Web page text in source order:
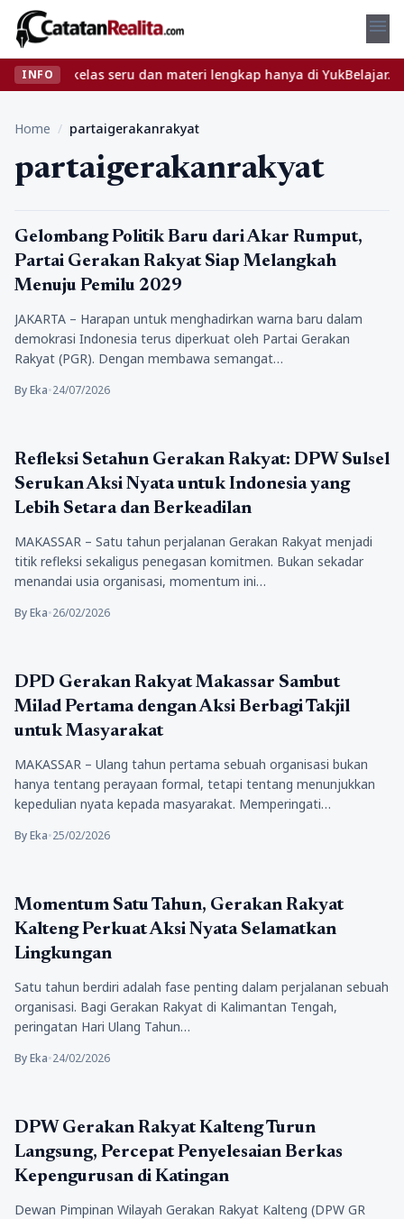
menu
INFOkelas seru dan materi lengkap hanya di
Home / partaigerakanrakyat
partaigerakanrakyat
Politik
Gelombang Politik Baru dari Akar Rumput,
Partai Gerakan Rakyat Siap Melangkah
Menuju Pemilu 2029
JAKARTA – Harapan untuk menghadirkan warna baru dalam
demokrasi Indonesia terus diperkuat oleh Partai Gerakan
Rakyat (PGR). Dengan membawa semangat…
By Eka•24/07/2026
Tips
Refleksi Setahun Gerakan Rakyat: DPW Sulsel
Serukan Aksi Nyata untuk Indonesia yang
Lebih Setara dan Berkeadilan
MAKASSAR – Satu tahun perjalanan Gerakan Rakyat menjadi
titik refleksi sekaligus penegasan komitmen. Bukan sekadar
menandai usia organisasi, momentum ini…
By Eka•26/02/2026
Politik
DPD Gerakan Rakyat Makassar Sambut
Milad Pertama dengan Aksi Berbagi Takjil
untuk Masyarakat
MAKASSAR – Ulang tahun pertama sebuah organisasi bukan
hanya tentang perayaan formal, tetapi tentang menunjukkan
kepedulian nyata kepada masyarakat. Memperingati…
By Eka•25/02/2026
Politik
Momentum Satu Tahun, Gerakan Rakyat
Kalteng Perkuat Aksi Nyata Selamatkan
Lingkungan
Satu tahun berdiri adalah fase penting dalam perjalanan sebuah
organisasi. Bagi Gerakan Rakyat di Kalimantan Tengah,
peringatan Hari Ulang Tahun…
By Eka•24/02/2026
Artikel
DPW Gerakan Rakyat Kalteng Turun
Langsung, Percepat Penyelesaian Berkas
Kepengurusan di Katingan
Dewan Pimpinan Wilayah Gerakan Rakyat Kalteng (DPW GR